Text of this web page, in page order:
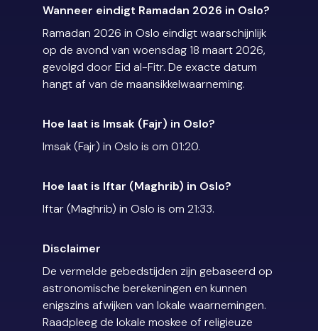
Wanneer eindigt Ramadan 2026 in Oslo?
Ramadan 2026 in Oslo eindigt waarschijnlijk
op de avond van woensdag 18 maart 2026,
gevolgd door Eid al-Fitr. De exacte datum
hangt af van de maansikkelwaarneming.
Hoe laat is Imsak (Fajr) in Oslo?
Imsak (Fajr) in Oslo is om 01:20.
Hoe laat is Iftar (Maghrib) in Oslo?
Iftar (Maghrib) in Oslo is om 21:33.
Disclaimer
De vermelde gebedstijden zijn gebaseerd op
astronomische berekeningen en kunnen
enigszins afwijken van lokale waarnemingen.
Raadpleeg de lokale moskee of religieuze